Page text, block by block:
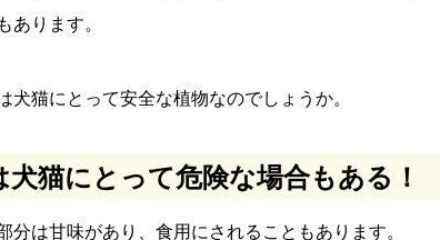
あります。
犬猫にとって安全な植物なのでしょうか。
犬猫にとって危険な場合もある！
分は甘味があり、食用にされることもあります。